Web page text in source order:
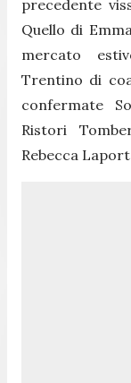
precedente
Quello di
mercato
Trentino di
confermate
Ristori
Rebecca